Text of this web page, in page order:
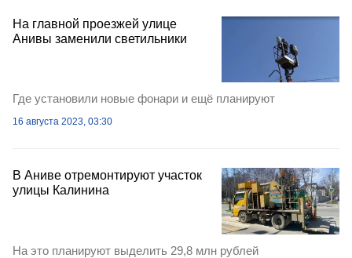
На главной проезжей улице
Анивы заменили светильники
Где установили новые фонари и ещё планируют
16 августа 2023, 03:30
В Аниве отремонтируют участок
улицы Калинина
На это планируют выделить 29,8 млн рублей